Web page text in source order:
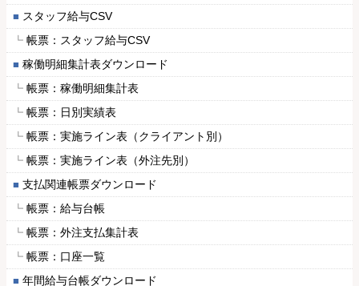
スタッフ給与CSV
帳票：スタッフ給与CSV
稼働明細集計表ダウンロード
帳票：稼働明細集計表
帳票：日別実績表
帳票：実施ライン表（クライアント別）
帳票：実施ライン表（外注先別）
支払関連帳票ダウンロード
帳票：給与台帳
帳票：外注支払集計表
帳票：口座一覧
年間給与台帳ダウンロード